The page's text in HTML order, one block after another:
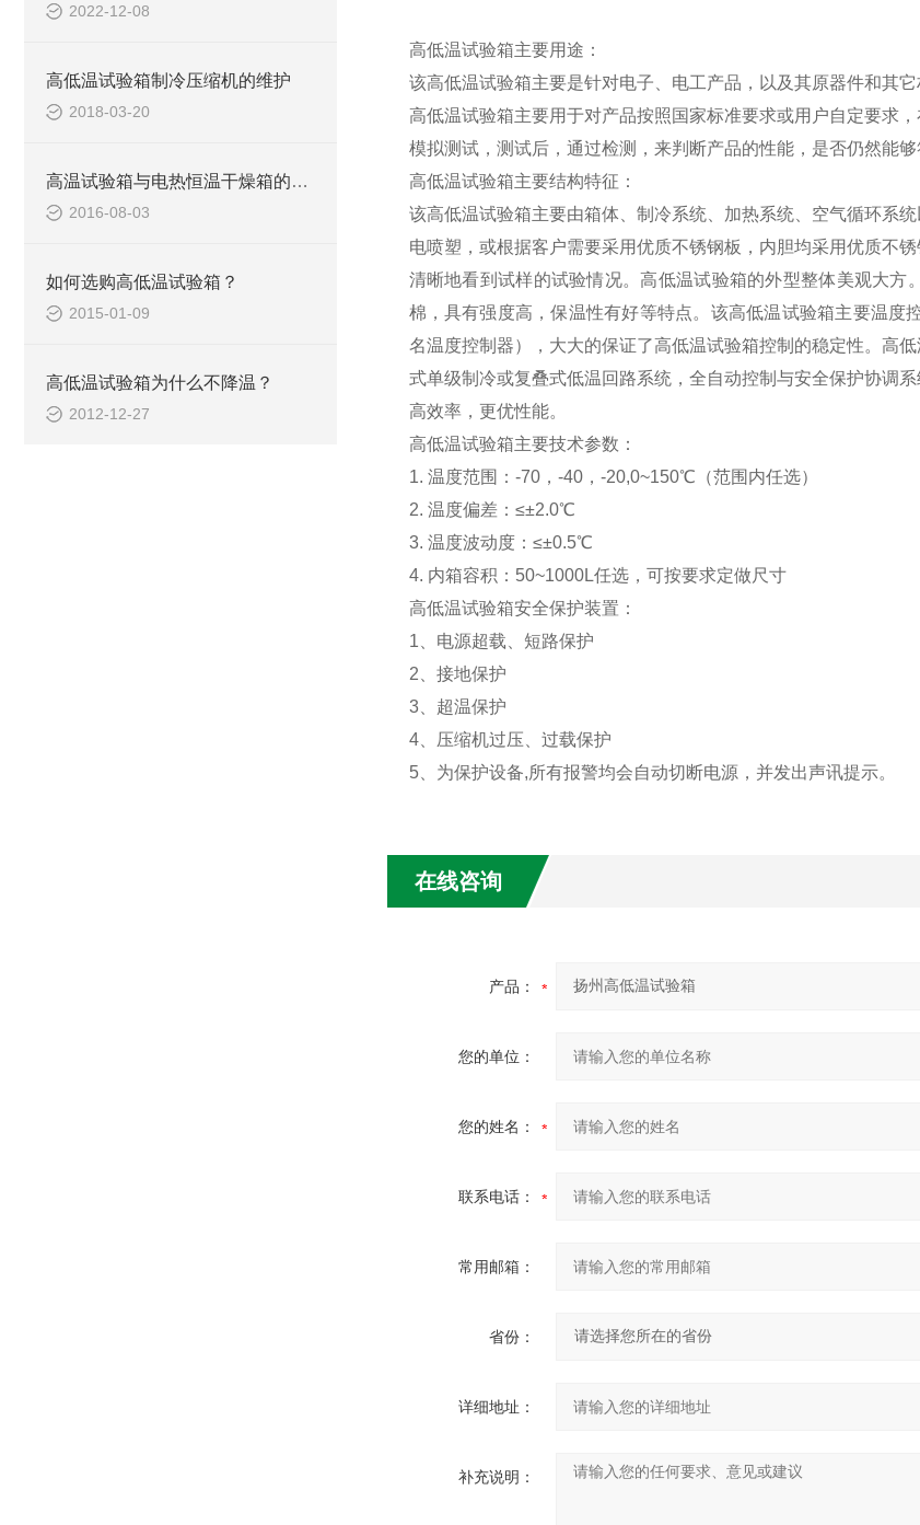
2022-12-08
高低温试验箱制冷压缩机的维护
2018-03-20
高温试验箱与电热恒温干燥箱的区别
2016-08-03
如何选购高低温试验箱？
2015-01-09
高低温试验箱为什么不降温？
2012-12-27
高低温试验箱主要用途：
该高低温试验箱主要是针对电子、电工产品，以及其原器件和其
高低温试验箱主要用于对产品按照国家标准要求或用户自定要求
模拟测试，测试后，通过检测，来判断产品的性能，是否仍然能
高低温试验箱主要结构特征：
该高低温试验箱主要由箱体、制冷系统、加热系统、空气循环系统
电喷塑 ，或根据客户需要采用优质不锈钢板 ，内胆均采用优质不锈
清晰地看到试样的试验情况。高低温试验箱的外型整体美观大方
棉，具有强度高，保温性有好等特点。该高低温试验箱主要温度
名温度控制器），大大的保证了高低温试验箱控制的稳定性。 高低
式单级制冷或复叠式低温回路系统，全自动控制与安全保护协调系
高效率，更优性能。
高低温试验箱主要技术参数：
1. 温度范围：-70，-40，-20,0~150℃（范围内任选）
2. 温度偏差：≤±2.0℃
3. 温度波动度：≤±0.5℃
4. 内箱容积：50~1000L任选，可按要求定做尺寸
高低温试验箱安全保护装置：
1、电源超载、短路保护
2、接地保护
3、超温保护
4、压缩机过压、过载保护
5、为保护设备,所有报警均会自动切断电源，并发出声讯提示。
在线咨询
产品：
您的单位：
您的姓名：
联系电话：
常用邮箱：
省份：
详细地址：
补充说明：